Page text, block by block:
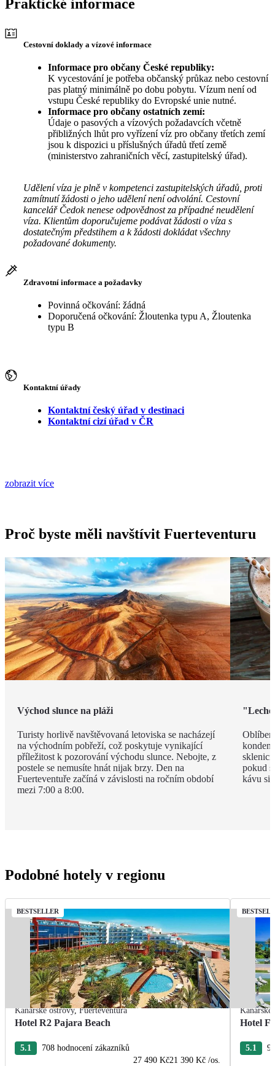
Praktické informace
Cestovní doklady a vízové informace
Informace pro občany České republiky:
K vycestování je potřeba občanský průkaz nebo cestovní
pas platný minimálně po dobu pobytu. Vízum není od
vstupu České republiky do Evropské unie nutné.
Informace pro občany ostatních zemí:
Údaje o pasových a vízových požadavcích včetně
přibližných lhůt pro vyřízení víz pro občany třetích zemí
jsou k dispozici u příslušných úřadů třetí země
(ministerstvo zahraničních věcí, zastupitelský úřad).
Udělení víza je plně v kompetenci zastupitelských úřadů, proti
zamítnutí žádosti o jeho udělení není odvolání. Cestovní
kancelář Čedok nenese odpovědnost za případné neudělení
víza. Klientům doporučujeme podávat žádosti o víza s
dostatečným předstihem a k žádosti dokládat všechny
požadované dokumenty.
Zdravotní informace a požadavky
Povinná očkování: žádná
Doporučená očkování: Žloutenka typu A, Žloutenka
typu B
Kontaktní úřady
Kontaktní český úřad v destinaci
Kontaktní cizí úřad v ČR
zobrazit více
Proč byste měli navštívit Fuerteventuru
Východ slunce na pláži
Turisty horlivě navštěvovaná letoviska se nacházejí
na východním pobřeží, což poskytuje vynikající
příležitost k pozorování východu slunce. Nebojte, z
postele se nemusíte hnát nijak brzy. Den na
Fuerteventuře začíná v závislosti na ročním období
mezi 7:00 a 8:00.
pokud
kávu si
Podobné hotely v regionu
BESTSELLER
Kanárské ostrovy,Fuerteventura
Hotel R2 Pajara Beach
5.1
708 hodnocení zákazníků
27 490 Kč21 390 Kč /os.
Kanárské
Hotel
5.1